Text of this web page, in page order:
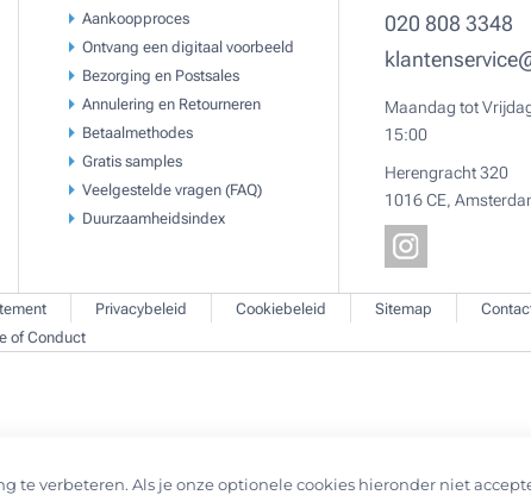
Aankoopproces
Ontvang een digitaal voorbeeld
Bezorging en Postsales
Annulering en Retourneren
Betaalmethodes
Gratis samples
Veelgestelde vragen (FAQ)
Duurzaamheidsindex
020 808 3348
Maandag tot
15:00
Herengracht 320
1016 CE,
Privacybeleid Cookiebeleid Sitemap
of Conduct
verbeteren. Als je onze optionele cookies hieronder niet